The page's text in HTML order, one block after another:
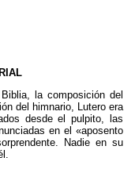
la composición del
del himnario, Lutero era
desde el pulpito, las
en el «aposento
Nadie en su